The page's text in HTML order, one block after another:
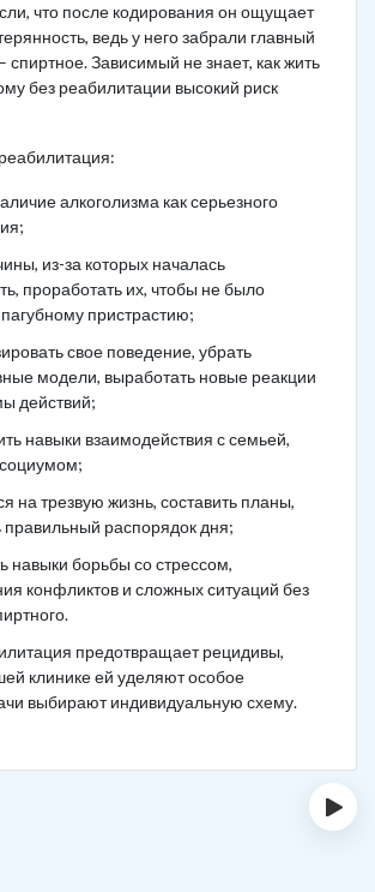
что после кодирования он ощущает
ведь у него забрали главный
спиртное. Зависимый не знает, как жить
без реабилитации высокий риск
алкоголизма как серьезного
из-за которых началась
проработать их, чтобы не было
пагубному пристрастию;
свое поведение, убрать
модели, выработать новые реакции
действий;
навыки взаимодействия с семьей,
на трезвую жизнь, составить планы,
правильный распорядок дня;
навыки борьбы со стрессом,
конфликтов и сложных ситуаций без
предотвращает рецидивы,
клинике ей уделяют особое
выбирают индивидуальную схему.
›